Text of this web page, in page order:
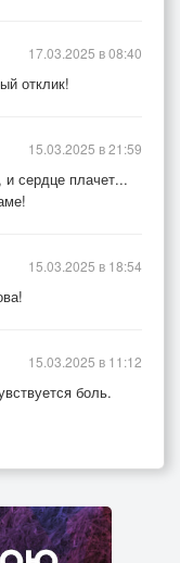
отклик!
17.03.2025 в 08:40
и сердце плачет...
15.03.2025 в 21:59
15.03.2025 в 18:54
боль.
15.03.2025 в 11:12